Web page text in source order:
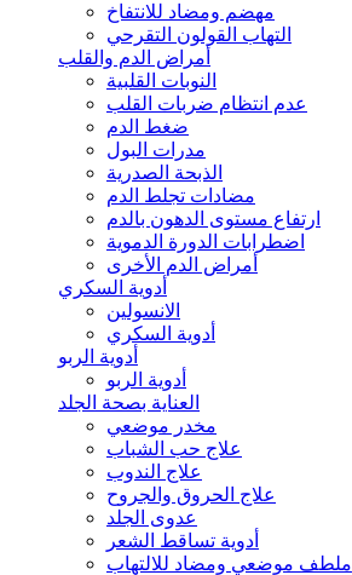
مهضم ومضاد للانتفاخ
التهاب القولون التقرحي
أمراض الدم والقلب
النوبات القلبية
عدم انتظام ضربات القلب
ضغط الدم
مدرات البول
الذبحة الصدرية
مضادات تجلط الدم
ارتفاع مستوى الدهون بالدم
اضطرابات الدورة الدموية
أمراض الدم الأخرى
أدوية السكري
الانسولين
أدوية السكري
أدوية الربو
أدوية الربو
العناية بصحة الجلد
مخدر موضعي
علاج حب الشباب
علاج الندوب
علاج الحروق والجروح
عدوى الجلد
أدوية تساقط الشعر
ملطف موضعي ومضاد للالتهاب